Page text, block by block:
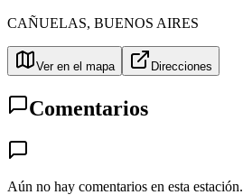
CAÑUELAS, BUENOS AIRES
Ver en el mapa Direcciones
Comentarios
Aún no hay comentarios en esta estación.